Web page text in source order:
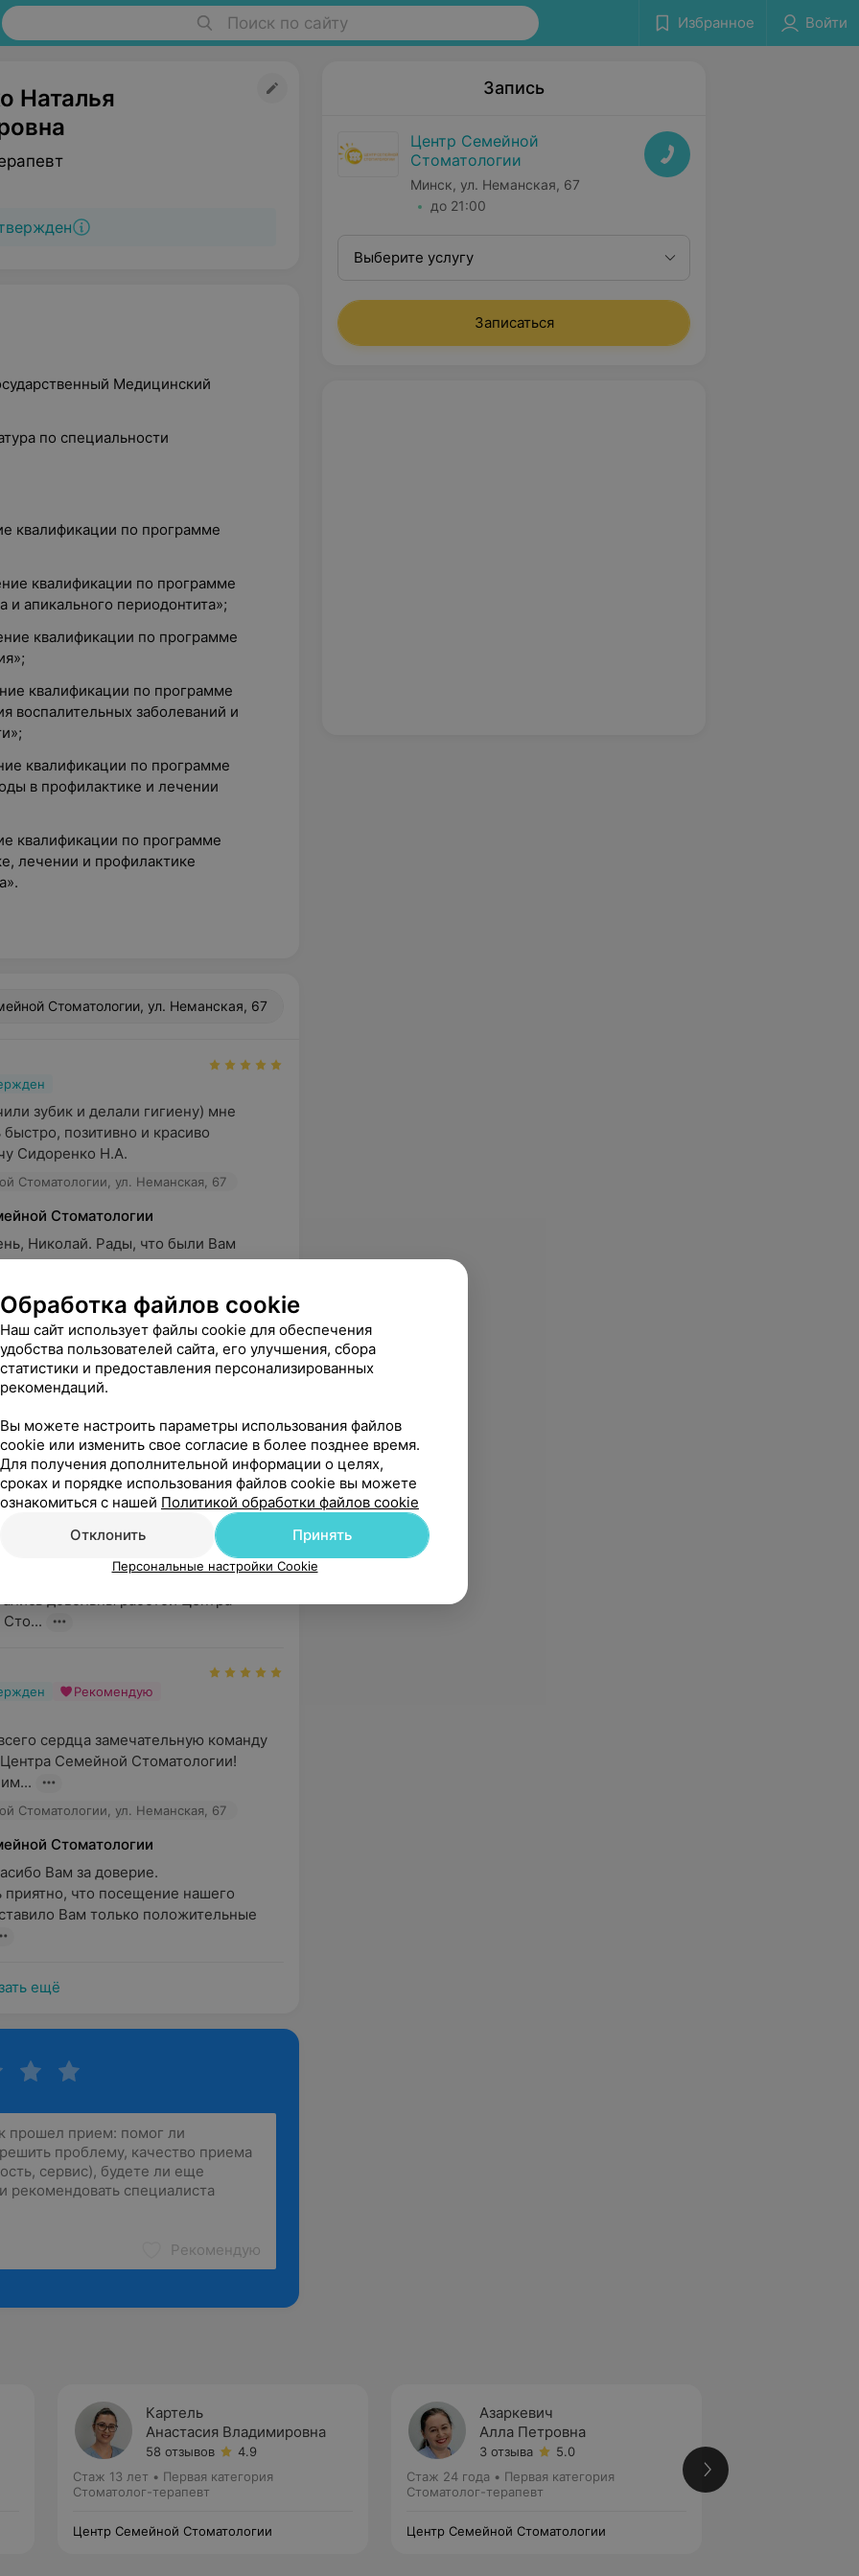
Поиск по сайту Избранное Войти
Наталья
Медицинский
по специальности
квалификации по программе
квалификации по программе
и апикального периодонтита»;
квалификации по программе
квалификации по программе
воспалительных заболеваний и
квалификации по программе
в профилактике и лечении
квалификации по программе
лечении и профилактике
Стоматологии, ул. Неманская, 67
зубик и делали гигиену) мне
позитивно и красиво
Сидоренко Н.А.
Стоматологии, ул. Неманская, 67
Стоматологии
Николай. Рады, что были Вам
и берегите себя!
Центр Семейной Стомат...
специалист Сидоренко
Только начал лечение у нее,
от...
Стоматологии, ул. Неманская, 67
Стоматологии
Павел!
такой искренний отзыв! Нам приятно,
довольны работой Центра
Рекомендую
сердца замечательную команду
Семейной Стоматологии!
Стоматологии, ул. Неманская, 67
Стоматологии
Вам за доверие.
что посещение нашего
Вам только положительные
ещё
Рекомендую
Запись
Центр Семейной
Стоматологии
Минск, ул. Неманская, 67
до 21:00
Выберите услугу
Записаться
Картель
Анастасия Владимировна
58 отзывов
4.9
Стаж 13 лет • Первая категория
Стоматолог-терапевт
Центр Семейной Стоматологии
Азаркевич
Алла Петровна
3 отзыва
5.0
Стаж 24 года • Первая категория
Стоматолог-терапевт
Центр Семейной Стоматологии
Обработка файлов cookie
Наш сайт использует файлы cookie для обеспечения
удобства пользователей сайта, его улучшения, сбора
статистики и предоставления персонализированных
рекомендаций.
Вы можете настроить параметры использования файлов
cookie или изменить свое согласие в более позднее время.
Для получения дополнительной информации о целях,
сроках и порядке использования файлов cookie вы можете
ознакомиться с нашей Политикой обработки файлов cookie
Отклонить
Принять
Персональные настройки Cookie